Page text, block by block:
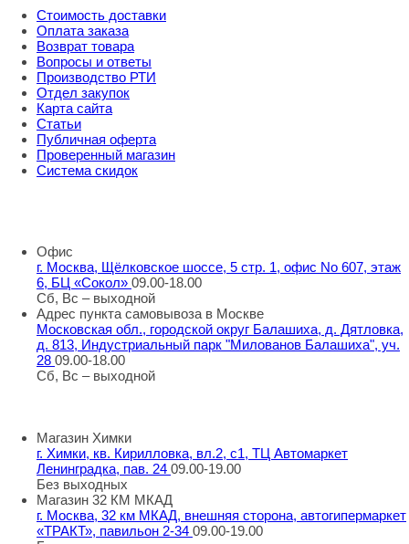
Стоимость доставки
Оплата заказа
Возврат товара
Вопросы и ответы
Производство РТИ
Отдел закупок
Карта сайта
Статьи
Публичная оферта
Проверенный магазин
Система скидок
Офис
г. Москва, Щёлковское шоссе, 5 стр. 1, офис No 607, этаж
6, БЦ «Сокол» 09.00-18.00
Сб, Вс – выходной
Адрес пункта самовывоза в Москве
Московская обл., городской округ Балашиха, д. Дятловка,
д. 813, Индустриальный парк "Милованов Балашиха", уч.
28 09.00-18.00
Сб, Вс – выходной
Магазин Химки
г. Химки, кв. Кирилловка, вл.2, с1, ТЦ Автомаркет
Ленинградка, пав. 24 09.00-19.00
Без выходных
Магазин 32 КМ МКАД
г. Москва, 32 км МКАД, внешняя сторона, автогипермаркет
«ТРАКТ», павильон 2-34 09.00-19.00